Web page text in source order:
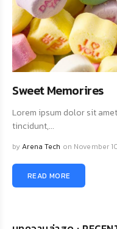
Sweet Memorires
Lorem ipsum dolor sit
tincidunt,...
byArena Tech on November
READ MORE